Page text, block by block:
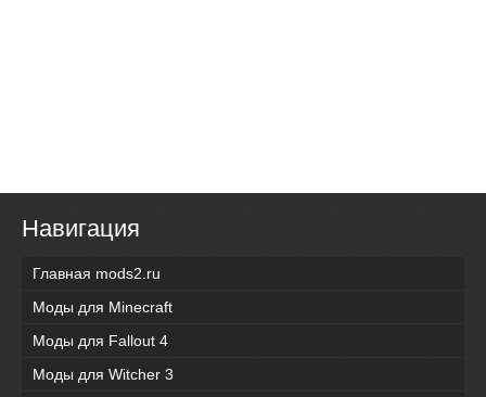
Навигация
Главная mods2.ru
Моды для Minecraft
Моды для Fallout 4
Моды для Witcher 3